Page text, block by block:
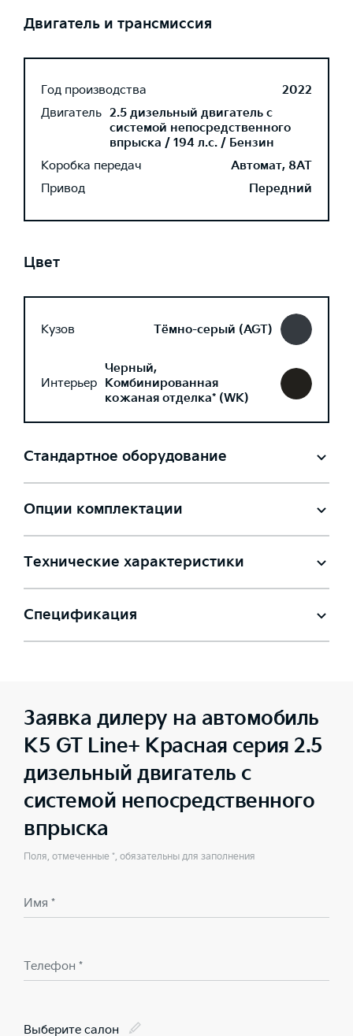
Двигатель и трансмиссия
Год производства
2022
Двигатель 2.5 дизельный двигатель с
системой непосредственного
впрыска / 194 л.с. / Бензин
Коробка передач
Автомат, 8AT
Привод
Передний
Цвет
Кузов Тёмно-серый (AGT)
Интерьер
Черный,
Комбинированная
кожаная отделка* (WK)
Стандартное оборудование
Опции комплектации
Технические характеристики
Спецификация
Заявка дилеру на автомобиль
K5 GT Line+ Красная серия 2.5
дизельный двигатель с
системой непосредственного
впрыска
Поля, отмеченные *, обязательны для заполнения
Имя *
Телефон *
Выберите салон